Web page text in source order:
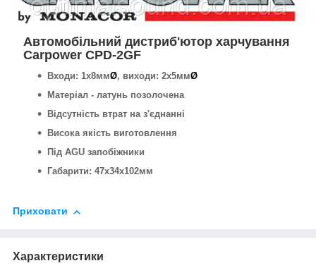
Автомобільний дистриб'ютор харчування
Carpower CPD-2GF
Входи: 1х8ммØ, виходи: 2х5ммØ
Матеріал - латунь позолочена
Відсутність втрат на з'єднанні
Висока якість виготовлення
Під AGU запобіжники
Габарити: 47х34х102мм
Приховати
Характеристики